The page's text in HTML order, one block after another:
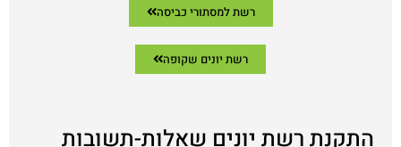
רשת למסתורי כביסה
רשת יונים שקופה
התקנת רשת יונים שאלות-תשובות